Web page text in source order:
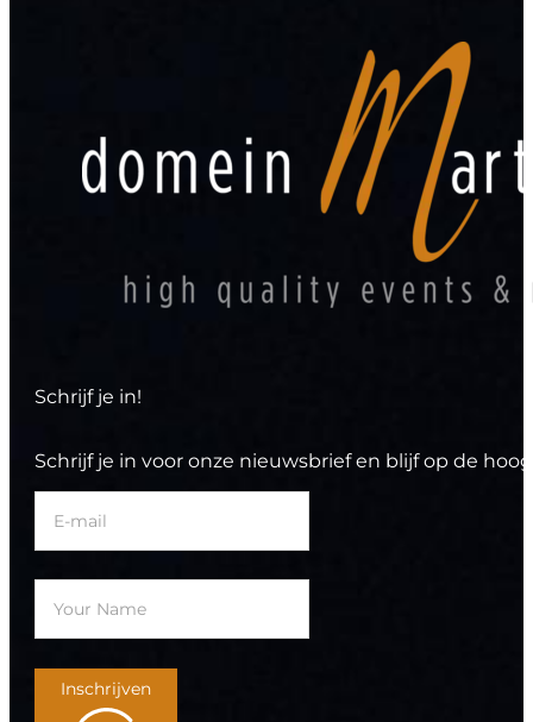
Schrijf je in voor onze nieuwsbrief en blijf op de
Schrijf je in!
Inschrijven